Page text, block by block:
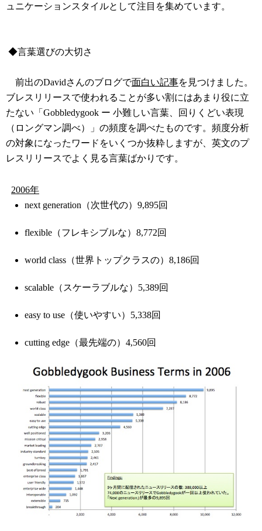
ュニケーションスタイルとして注目を集めています。
◆言葉選びの大切さ
前出のDavidさんのブログで面白い記事を見つけました。
ブレスリリースで使われることが多い割にはあまり役に立
たない「Gobbledygook ー 小難しい言葉、回りくどい表現
（ロングマン調べ）」の頻度を調べたものです。頻度分析
の対象になったワードをいくつか抜粋しますが、英文のプ
レスリリースでよく見る言葉ばかりです。
2006年
next generation（次世代の）9,895回
flexible（フレキシブルな）8,772回
world class（世界トップクラスの）8,186回
scalable（スケーラブルな）5,389回
easy to use（使いやすい）5,338回
cutting edge（最先端の）4,560回